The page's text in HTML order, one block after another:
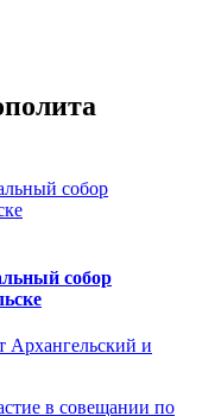
собор
Архангельский и